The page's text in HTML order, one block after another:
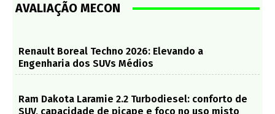
AVALIAÇÃO MECON
Renault Boreal Techno 2026: Elevando a
Engenharia dos SUVs Médios
Ram Dakota Laramie 2.2 Turbodiesel: conforto de
SUV, capacidade de picape e foco no uso misto